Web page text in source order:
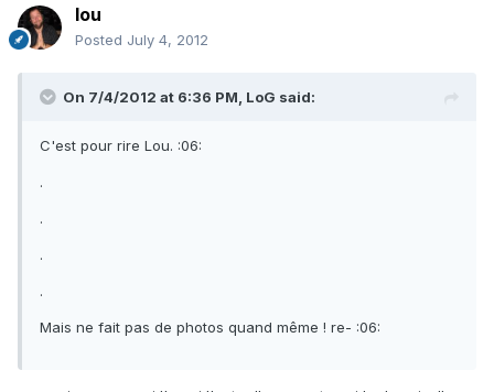
lou
Posted July 4, 2012
On 7/4/2012 at 6:36 PM, LoG said:
C'est pour rire Lou. :06:
.
.
.
.
Mais ne fait pas de photos quand même ! re- :06: